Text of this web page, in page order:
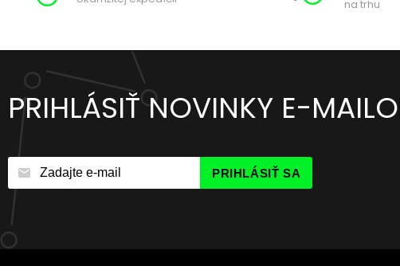
na trhu
PRIHLÁSIŤ NOVINKY E-
PRIHLÁSIŤ SA